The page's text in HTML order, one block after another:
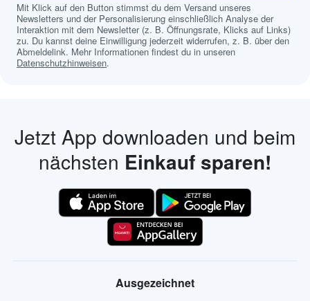
Mit Klick auf den Button stimmst du dem Versand unseres
Newsletters und der Personalisierung einschließlich Analyse der
Interaktion mit dem Newsletter (z. B. Öffnungsrate, Klicks auf Links)
zu. Du kannst deine Einwilligung jederzeit widerrufen, z. B. über den
Abmeldelink. Mehr Informationen findest du in unseren
Datenschutzhinweisen.
Jetzt App downloaden und beim
nächsten Einkauf sparen!
Ausgezeichnet